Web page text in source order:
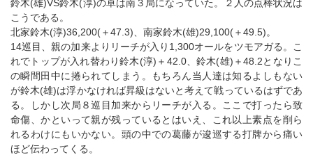
鈴木(雄)VS鈴木(淳)の卓は南３局になっていた。２人の点棒状況は
こうである。
北家鈴木(淳)36,200(＋47.3)、南家鈴木(雄)29,100(＋49.5)。
14巡目、親の加来よりリーチが入り1,300オールをツモアガる。こ
れでトップが入れ替わり鈴木(淳)＋42.0、鈴木(雄)＋48.2となりこ
の瞬間田中に捲られてしまう。もちろん当人達は知るよしもない
が鈴木(雄)は浮かなければ昇級はないと考えて戦っているはずであ
る。しかし次局８巡目加来からリーチが入る。ここで打ったら致
命傷、かといって親が残っているとはいえ、これ以上素点を削ら
れるわけにもいかない。頭の中での葛藤が逡巡する打牌から痛い
ほど伝わってくる。